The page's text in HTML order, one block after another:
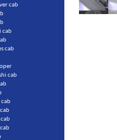
cab
cab
cab
cab
cab